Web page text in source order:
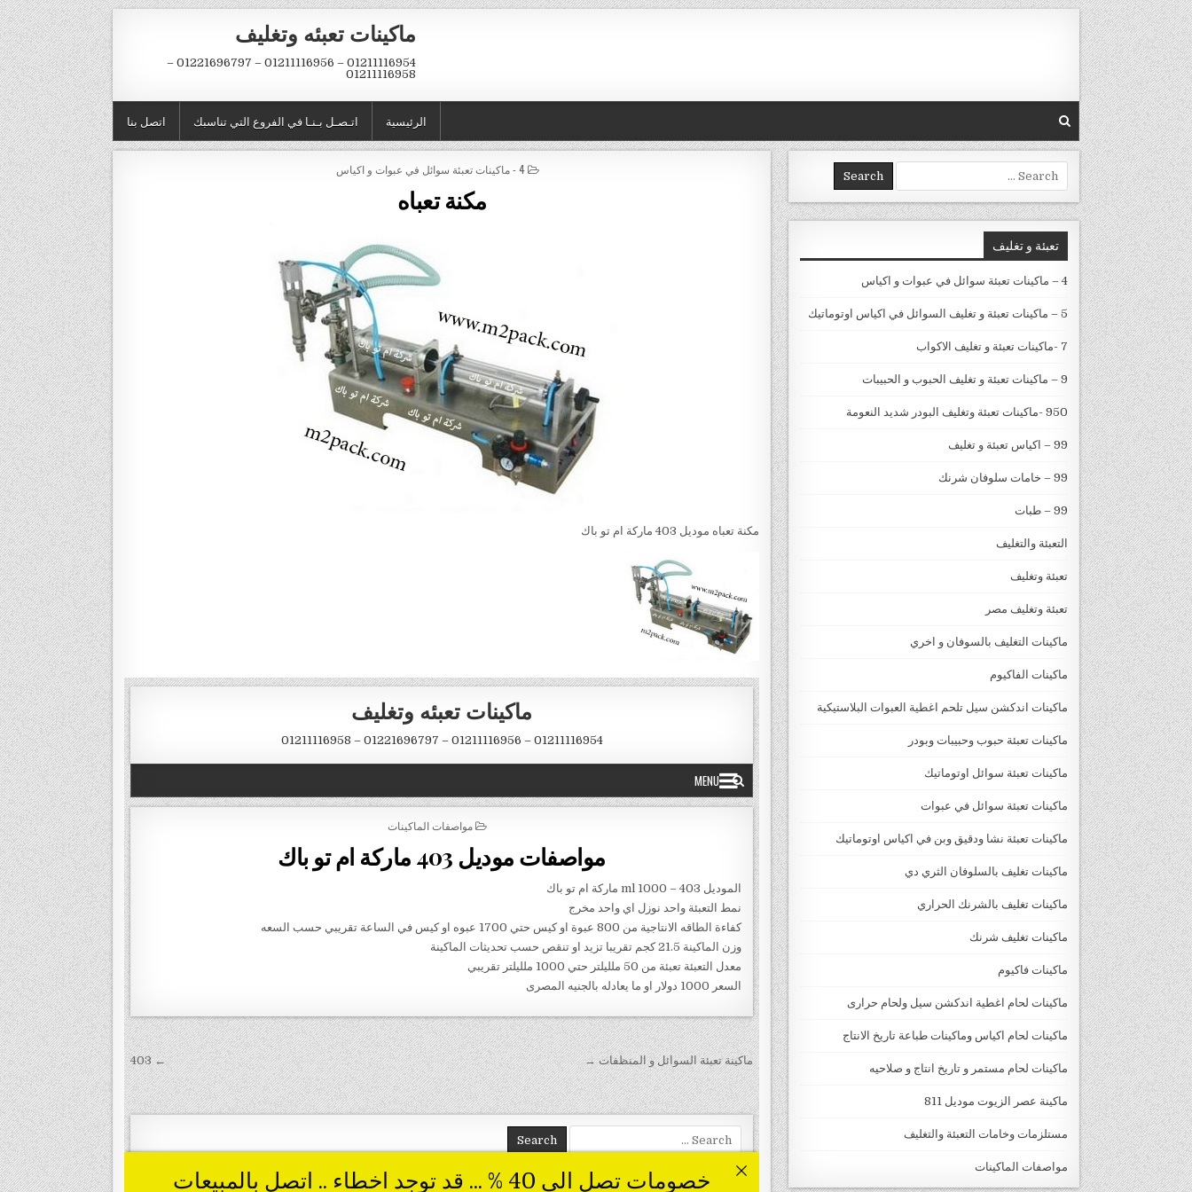
Skip to content
ماكينات تعبئه وتغليف
01211116954 – 01211116956 – 01221696797 –
01211116958
اتصل بنا اتـصـل بـنـا في الفروع التي تناسبك الرئيسية
POSTED IN
4 - ماكينات تعبئة سوائل في عبوات و اكياس
مكنة تعباه
مكنة تعباه موديل 403 ماركة ام تو باك
Search for:
تعبئة و تغليف
4 – ماكينات تعبئة سوائل في عبوات و اكياس
5 – ماكينات تعبئة و تغليف السوائل في اكياس اوتوماتيك
7 -ماكينات تعبئة و تغليف الاكواب
9 – ماكينات تعبئة و تغليف الحبوب و الحبيبات
950 -ماكينات تعبئة وتغليف البودر شديد النعومة
99 – اكياس تعبئة و تغليف
99 – خامات سلوفان شرنك
99 – طبات
التعبئة والتغليف
تعبئة وتغليف
تعبئة وتغليف مصر
ماكينات التغليف بالسوفان و اخري
ماكينات الفاكيوم
ماكينات اندكشن سيل تلحم اغطية العبوات البلاستيكية
ماكينات تعبئة حبوب وحبيبات وبودر
ماكينات تعبئة سوائل اوتوماتيك
ماكينات تعبئة سوائل في عبوات
ماكينات تعبئة نشا ودقيق وبن في اكياس اوتوماتيك
ماكينات تغليف بالسلوفان الثري دي
ماكينات تغليف بالشرنك الحراري
ماكينات تغليف شرنك
ماكينات فاكيوم
ماكينات لحام اغطية اندكشن سيل ولحام حرارى
ماكينات لحام اكياس وماكينات طباعة تاريخ الانتاج
ماكينات لحام مستمر و تاريخ انتاج و صلاحيه
ماكينة عصر الزيوت موديل 811
مستلزمات وخامات التعبئة والتغليف
مواصفات الماكينات